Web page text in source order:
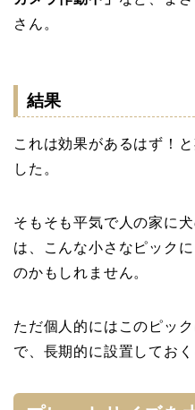
さん。
結果
これは効果があるはず！
した。
そもそも平気で人の家に
は、こんな小さなピック
のかもしれません。
ただ個人的にはこのピッ
で、長期的に設置しておく